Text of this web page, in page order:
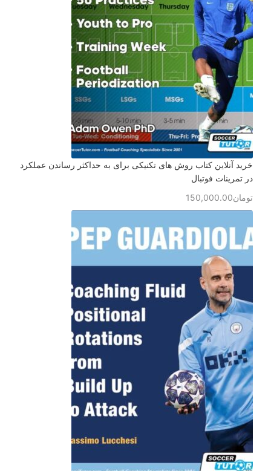
خرید آنلاین کتاب روش های تکنیکی برای به حداکثر رساندن عملکرد
در تمرینات فوتبال
تومان150,000.00